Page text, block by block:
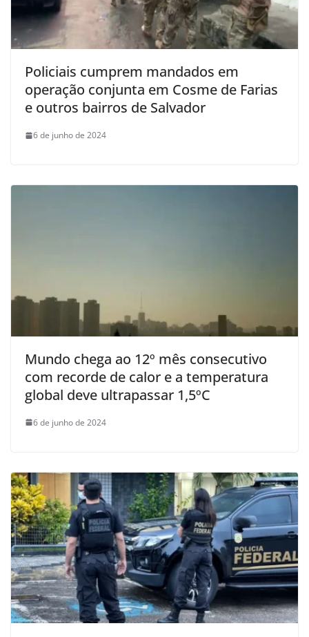
Policiais cumprem mandados em
operação conjunta em Cosme de Farias
e outros bairros de Salvador
6 de junho de 2024
Mundo chega ao 12º mês consecutivo
com recorde de calor e a temperatura
global deve ultrapassar 1,5ºC
6 de junho de 2024